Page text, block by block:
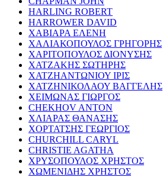
HARLING ROBERT
HARROWER DAVID
ΧΑΒΙΑΡΑ ΕΛΕΝΗ
ΧΑΛΙΑΚΟΠΟΥΛΟΣ ΓΡΗΓΟΡΗΣ
ΧΑΡΙΤΟΠΟΥΛΟΣ ΔΙΟΝΥΣΗΣ
ΧΑΤΖΑΚΗΣ ΣΩΤΗΡΗΣ
ΧΑΤΖΗΑΝΤΩΝΙΟΥ ΙΡΙΣ
ΧΑΤΖΗΝΙΚΟΛΑΟΥ ΒΑΓΓΕΛΗΣ
ΧΕΙΜΩΝΑΣ ΓΙΩΡΓΟΣ
CHEKHOV ANTON
ΧΛΙΑΡΑΣ ΘΑΝΑΣΗΣ
ΧΟΡΤΑΤΣΗΣ ΓΕΩΡΓΙΟΣ
CHURCHILL CARYL
CHRISTIE AGATHA
ΧΡΥΣΟΠΟΥΛΟΣ ΧΡΗΣΤΟΣ
ΧΩΜΕΝΙΔΗΣ ΧΡΗΣΤΟΣ